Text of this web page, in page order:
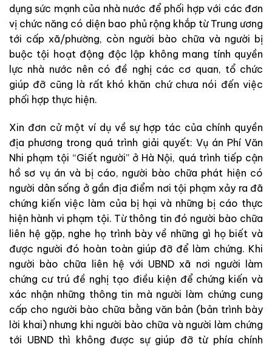
dụng sức mạnh của nhà nước để phối hợpvới các đơn
vị chức năng có diện bao phủ rộng khắp từ Trung ương
tới cấp xã/phường, còn người bào chữa và người bị
buộc tội hoạt động độc lập không mang tính quyền
lực nhà nước nên có đề nghị các cơ quan, tổ chức
giúp đỡ cũng là rất khó khăn chứ chưa nói đếnviệc
phối hợp thực hiện.
Xin đơn cử một ví dụ về sự hợp tác của chính quyền
địa phương trong quá trình giải quyết: Vụ án PhíVăn
Nhi phạm tội “Giết người” ở Hà Nội, quá trình tiếp cận
hồ sơ vụ ánvà bị cáo, người bào chữa phát hiện có
người dân sống ở gần địa điểm nơi tội phạm xảy ra đã
chứng kiến việc làm của bị hại và những bị cáo thực
hiện hành vi phạm tội. Từ thông tin đó người bào chữa
liên hệ gặp, nghe họ trình bàyvề những gì họ biết và
được người đó hoàn toàn giúp đỡ để làm chứng. Khi
người bào chữa liên hệvới UBNDxã nơi người làm
chứng cư trú đề nghị tạo điều kiện để chứng kiếnvà
xác nhận những thông tin mà người làm chứng cung
cấp cho người bào chữa bằng văn bản (bản trình bày
lời khai) nhưng khi người bào chữa và người làm chứng
tới UBND thì không được sự giúp đỡ từ phía chính